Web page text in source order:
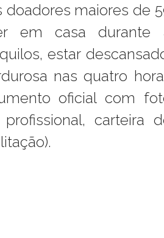
doadores maiores de
em casa durante
estar
nas quatro
oficial com
carteira